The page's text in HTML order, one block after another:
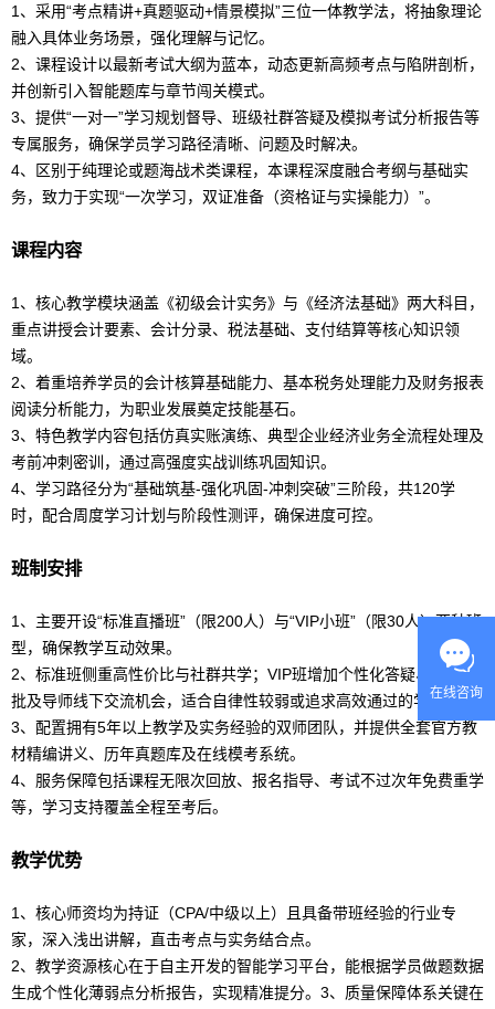
1、采用“考点精讲+真题驱动+情景模拟”三位一体教学法，将抽象理论
融入具体业务场景，强化理解与记忆。
2、课程设计以最新考试大纲为蓝本，动态更新高频考点与陷阱剖析，
并创新引入智能题库与章节闯关模式。
3、提供“一对一”学习规划督导、班级社群答疑及模拟考试分析报告等
专属服务，确保学员学习路径清晰、问题及时解决。
4、区别于纯理论或题海战术类课程，本课程深度融合考纲与基础实
务，致力于实现“一次学习，双证准备（资格证与实操能力）”。
课程内容
1、核心教学模块涵盖《初级会计实务》与《经济法基础》两大科目，
重点讲授会计要素、 会计分录、税法基础、支付结算等核心知识领
域。
2、着重培养学员的会计核算基础能力、基本税务处理能力及财务报表
阅读分析能力，为职业发展奠定技能基石。
3、特色教学内容包括仿真实账演练、典型企业经济业务全流程处理及
考前冲刺密训，通过高强度实战训练巩固知识。
4、学习路径分为“基础筑基-强化巩固-冲刺突破”三阶段，共120学
时，配合周度学习计划与阶段性测评，确保进度可控。
班制安排
1、主要开设“标准直播班”（限200人）与“VIP小班”（限30人）两种班
型，确保教学互动效果。
2、标准班侧重高性价比与社群共学；VIP班增加个性化答疑、作业精
批及导师线下交流机会，适合自律性较弱或追求高效通过的学员。
3、配置拥有5年以上教学及实务经验的双师团队，并提供全套官方教
材精编讲义、历年真题库及在线模考系统。
4、服务保障包括课程无限次回放、报名指导、考试不过次年免费重学
等，学习支持覆盖全程至考后。
教学优势
1、核心师资均为持证（CPA/中级以上）且具备带班经验的行业专
家，深入浅出讲解，直击考点与实务结合点。
2、教学资源核心在于自主开发的智能学习平台，能根据学员做题数据
生成个性化薄弱点分析报告，实现精准提分。3、质量保障体系关键在
在线咨询